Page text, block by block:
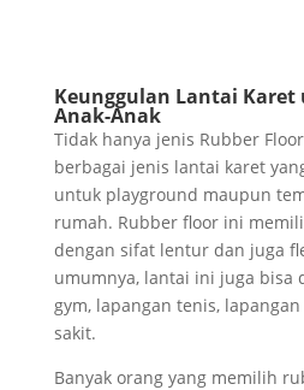
Keunggulan Lantai
Anak-Anak
Tidak hanya jenis Rubber
berbagai jenis lantai karet
untuk playground maupun
rumah. Rubber floor ini
dengan sifat lentur dan juga
umumnya, lantai ini juga bisa
gym, lapangan tenis,
sakit.
Banyak orang yang memilih